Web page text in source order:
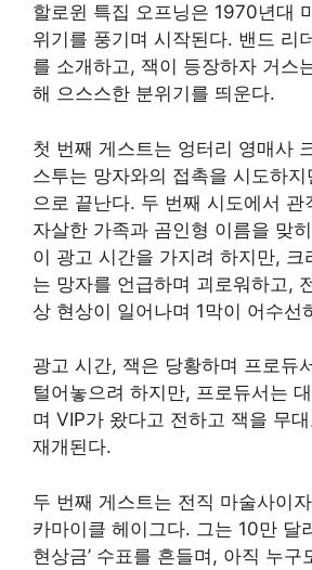
할로윈 특집 오프닝은 1970년대
위기를 풍기며 시작된다. 밴드 리
를 소개하고, 잭이 등장하자 거스
해 으스스한 분위기를 띄운다.
첫 번째 게스트는 엉터리 영매사
스투는 망자와의 접촉을 시도하
으로 끝난다. 두 번째 시도에서 관
자살한 가족과 곰인형 이름을 맞
이 광고 시간을 가지려 하지만, 크
는 망자를 언급하며 괴로워하고,
상 현상이 일어나며 1막이 어수선
광고 시간, 잭은 당황하며 프로듀
털어놓으려 하지만, 프로듀서는
며 VIP가 왔다고 전하고 잭을 무
재개된다.
두 번째 게스트는 전직 마술사이
카마이클 헤이그다. 그는 10만 달
현상금’ 수표를 흔들며, 아직 누구